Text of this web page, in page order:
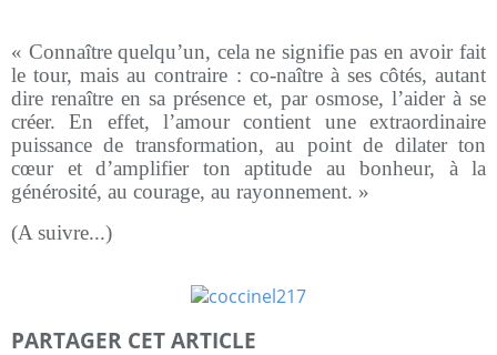
« Connaître quelqu’un, cela ne signifie pas en avoir fait
le tour, mais au contraire : co-naître à ses côtés, autant
dire renaître en sa présence et, par osmose, l’aider à se
créer. En effet, l’amour contient une extraordinaire
puissance de transformation, au point de dilater ton
cœur et d’amplifier ton aptitude au bonheur, à la
générosité, au courage, au rayonnement. »
(A suivre...)
PARTAGER CET ARTICLE